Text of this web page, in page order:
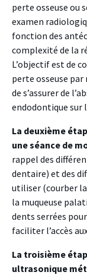
perte osseuse ou
examen
fonction des
complexité de la
L’objectif est de
perte osseuse
de s’assurer de
endodontique sur
La deuxième
une séance de
rappel des
dentaire) et des
utiliser (courber
la muqueuse
dents serrées
faciliter l’accès
La troisième
ultrasonique